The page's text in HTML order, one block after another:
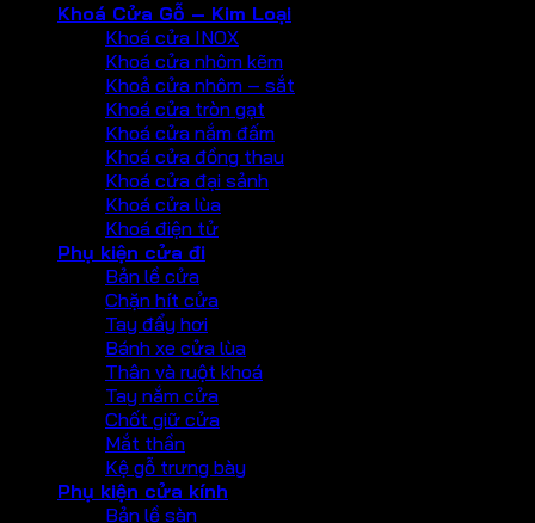
Khoá Cửa Gỗ – Kim Loại
Khoá cửa INOX
Khoá cửa nhôm kẽm
Khoả cửa nhôm – sắt
Khoá cửa tròn gạt
Khoá cửa nắm đấm
Khoá cửa đồng thau
Khoá cửa đại sảnh
Khoá cửa lùa
Khoá điện tử
Phụ kiện cửa đi
Bản lề cửa
Chặn hít cửa
Tay đẩy hơi
Bánh xe cửa lùa
Thân và ruột khoá
Tay nắm cửa
Chốt giữ cửa
Mắt thần
Kệ gỗ trưng bày
Phụ kiện cửa kính
Bản lề sàn